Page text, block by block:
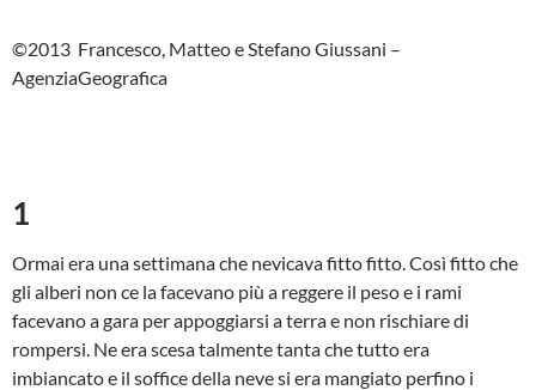
©2013 Francesco, Matteo e Stefano Giussani –
AgenziaGeografica
1
Ormai era una settimana che nevicava fitto fitto. Così fitto che
gli alberi non ce la facevano più a reggere il peso e i rami
facevano a gara per appoggiarsi a terra e non rischiare di
rompersi. Ne era scesa talmente tanta che tutto era
imbiancato e il soffice della neve si era mangiato perfino i